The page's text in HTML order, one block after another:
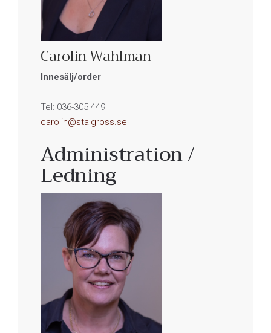
Carolin Wahlman
Innesälj/order
Tel: 036-305 449
carolin@stalgross.se
Administration /
Ledning